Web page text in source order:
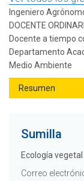
Ingeniero
DOCENTE
Docente a tiempo
Departamento
Medio Ambiente
Sumilla
Ecología
Correo